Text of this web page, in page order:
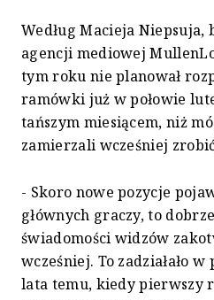
Według Macieja
agencji mediowej
tym roku nie planował
ramówki już w połowie
tańszym miesiącem, niż
zamierzali wcześniej
- Skoro nowe pozycje
głównych graczy, to
świadomości widzów
wcześniej. To zadziałało
lata temu, kiedy pierwszy